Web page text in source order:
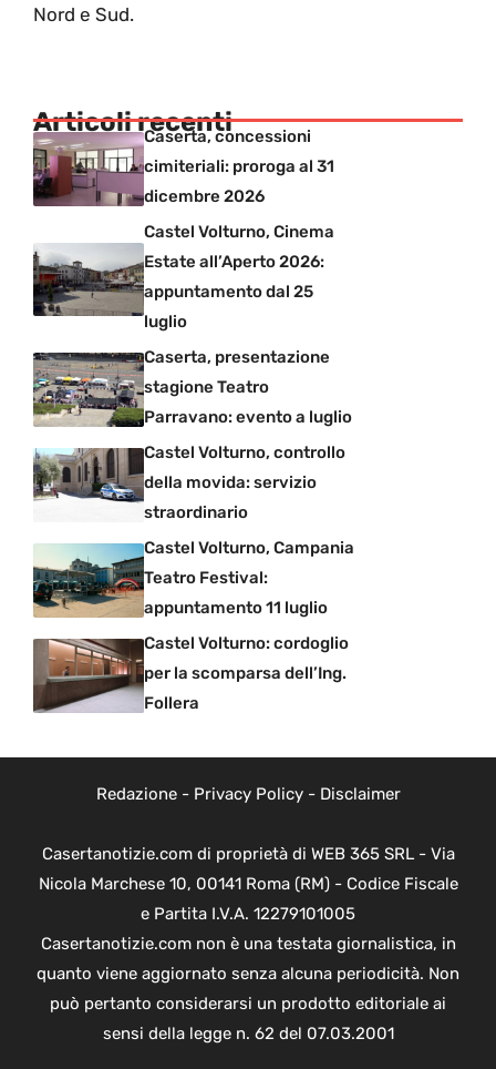
Nord e Sud.
Articoli recenti
Caserta, concessioni
cimiteriali: proroga al 31
dicembre 2026
Castel Volturno, Cinema
Estate all’Aperto 2026:
appuntamento dal 25
luglio
Caserta, presentazione
stagione Teatro
Parravano: evento a luglio
Castel Volturno, controllo
della movida: servizio
straordinario
Castel Volturno, Campania
Teatro Festival:
appuntamento 11 luglio
Castel Volturno: cordoglio
per la scomparsa dell’Ing.
Follera
Redazione- Privacy Policy- Disclaimer
Casertanotizie.com di proprietà di WEB 365 SRL - Via
Nicola Marchese 10, 00141 Roma (RM) - Codice Fiscale
e Partita I.V.A. 12279101005
Casertanotizie.com non è una testata giornalistica, in
quanto viene aggiornato senza alcuna periodicità. Non
può pertanto considerarsi un prodotto editoriale ai
sensi della legge n. 62 del 07.03.2001